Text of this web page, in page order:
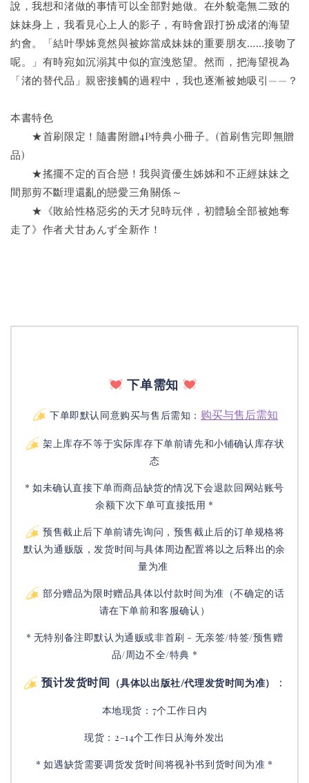
說，我想和渚做的事情可以全部對她做。在外貌毫無二致的
妹妹身上，我看見心上人的影子，有時會跟打扮成渚的海望
約會。「結叶學姊竟然與被妳當成妹妹的重要朋友……接吻了
呢。」有時宛如沉溺其中似的宣洩慾望。然而，把海望視為
「渚的替代品」親密接觸的過程中，我也逐漸被她吸引——？
本書特色
★首刷限定！隨書附贈4P特典小冊子。(首刷售完即無贈
品)
★搖擺不定的百合戀！我與資優生姊姊和不正經妹妹之
間那剪不斷理還亂的戀愛三角關係～
★《敗給性格惡劣的天才兒時玩伴，初體驗全部被她奪
走了》作者犬甘あんず全新作！
下单需知
下单即默认同意购买与售后需知： 购买与售后需知
架上库存不等于实际库存下单前请先和小铺确认库存状
态
* 如未确认直接下单而商品缺货的情况下会退款回网站账号
余额下次下单可直接抵用 *
预售截止后下单前请先询问，预售截止后的订单规格将
默认为通贩版，发货时间与具体周边配置将以之后释出的余
量为准
部分赠品为限时赠品具体以付款时间为准（不确定的话
请在下单前和客服确认）
* 无特别备注即默认为通贩或非首刷 - 无亲签/特签/预售赠
品/周边不全/特典 *
预计发货时间 （具体以出版社/代理发货时间为准） ：
本地现货：7个工作日内
现货：2-14个工作日从海外发出
* 如遇缺货需要调货发货时间将视补书到货时间为准 *